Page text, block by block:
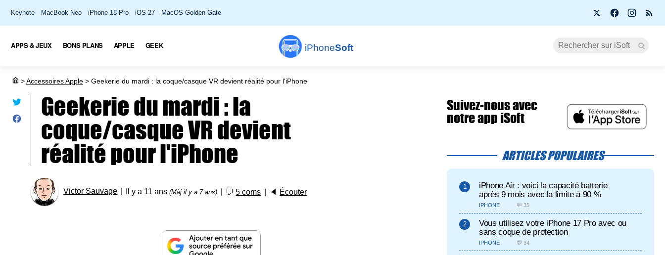
Keynote MacBook Neo iPhone 18 Pro iOS 27 MacOS Golden Gate
iPhoneSoft
APPS & JEUX BONS PLANS APPLE GEEK
>Accessoires Apple > Geekerie du mardi : la coque/casque VR devient réalité pour l'iPhone
Geekerie du mardi : la
coque/casque VR devient
réalité pour l'iPhone
Victor Sauvage Il y a 11 ans(Màj il y a 7 ans) 💬5 coms 🔈 Écouter
Suivez-nous avec
notre app iSoft
ARTICLES POPULAIRES
iPhone Air : voici la capacité batterie
après 9 mois avec la limite à 90 %
IPHONE 💬 35
Vous utilisez votre iPhone 17 Pro avec ou
sans coque de protection
IPHONE 💬 34